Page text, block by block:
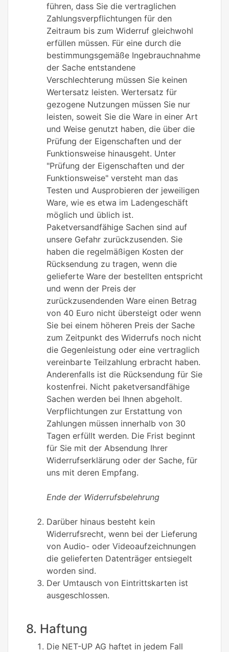
führen, dass Sie die vertraglichen
Zahlungsverpflichtungen für den
Zeitraum bis zum Widerruf gleichwohl
erfüllen müssen. Für eine durch die
bestimmungsgemäße Ingebrauchnahme
der Sache entstandene
Verschlechterung müssen Sie keinen
Wertersatz leisten. Wertersatz für
gezogene Nutzungen müssen Sie nur
leisten, soweit Sie die Ware in einer Art
und Weise genutzt haben, die über die
Prüfung der Eigenschaften und der
Funktionsweise hinausgeht. Unter
"Prüfung der Eigenschaften und der
Funktionsweise" versteht man das
Testen und Ausprobieren der jeweiligen
Ware, wie es etwa im Ladengeschäft
möglich und üblich ist.
Paketversandfähige Sachen sind auf
unsere Gefahr zurückzusenden. Sie
haben die regelmäßigen Kosten der
Rücksendung zu tragen, wenn die
gelieferte Ware der bestellten entspricht
und wenn der Preis der
zurückzusendenden Ware einen Betrag
von 40 Euro nicht übersteigt oder wenn
Sie bei einem höheren Preis der Sache
zum Zeitpunkt des Widerrufs noch nicht
die Gegenleistung oder eine vertraglich
vereinbarte Teilzahlung erbracht haben.
Anderenfalls ist die Rücksendung für Sie
kostenfrei. Nicht paketversandfähige
Sachen werden bei Ihnen abgeholt.
Verpflichtungen zur Erstattung von
Zahlungen müssen innerhalb von 30
Tagen erfüllt werden. Die Frist beginnt
für Sie mit der Absendung Ihrer
Widerrufserklärung oder der Sache, für
uns mit deren Empfang.
Ende der Widerrufsbelehrung
Darüber hinaus besteht kein
Widerrufsrecht, wenn bei der Lieferung
von Audio- oder Videoaufzeichnungen
die gelieferten Datenträger entsiegelt
worden sind.
Der Umtausch von Eintrittskarten ist
ausgeschlossen.
8. Haftung
Die NET-UP AG haftet in jedem Fall